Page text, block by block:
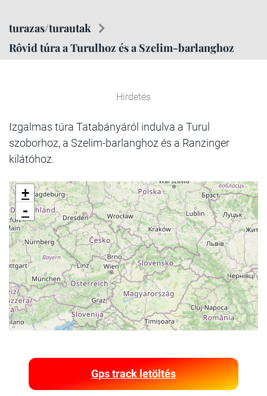
turazas/turautak
Rôvid túra a Turulhoz és a Szelim-barlanghoz
Hirdetés
Izgalmas túra Tatabányáról indulva a Turul
szoborhoz, a Szelim-barlanghoz és a Ranzinger
kilátóhoz.
+
-
Gps track letöltés